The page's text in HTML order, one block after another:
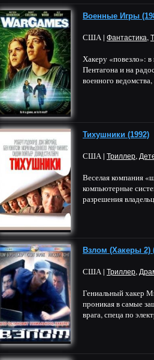
Военные Игры
США | Фантастика,
Хакеру «повезло»:
Пентагона и на
военного
Тихушники (1992)
США | Триллер,
Веселая компания
компьютерные
разрешения
Взлом (Хакеры 2)
США | Триллер,
Гениальный хакер
проникая в самые
врага, спеца по